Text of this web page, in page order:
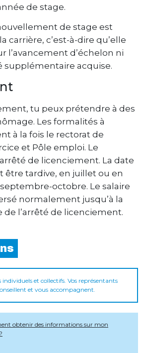
de stage.
de stage est
carrière, c’est-à-dire qu’elle
l’avancement d’échelon ni
supplémentaire acquise.
tu peux prétendre à des
Les formalités à
à la fois le rectorat de
et Pôle emploi. Le
de licenciement. La date
être tardive, en juillet ou en
octobre. Le salaire
normalement jusqu’à la
l’arrêté de licenciement.
individuels et collectifs. Vos représentants
et vous accompagnent.
obtenir des informations sur mon